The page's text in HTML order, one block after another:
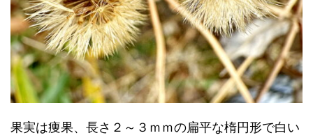
果実は痩果、長さ２～３ｍｍの扁平な楕円形で白い